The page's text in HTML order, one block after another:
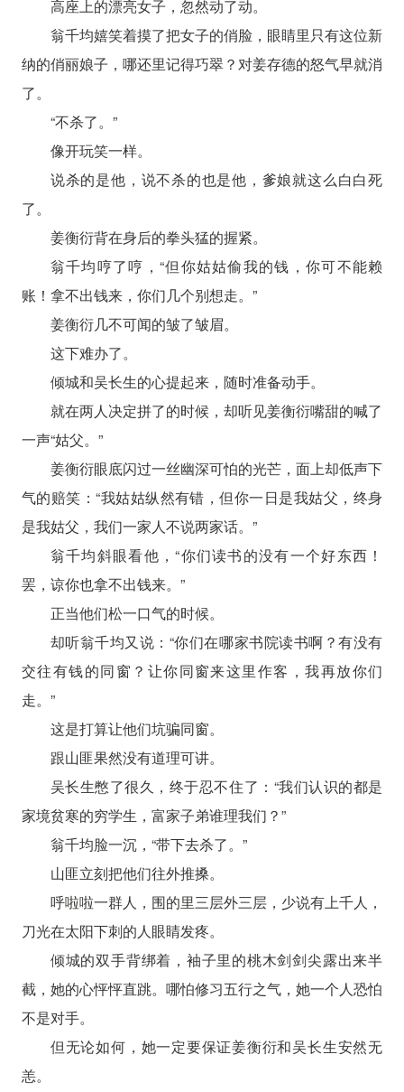
高座上的漂亮女子，忽然动了动。
翁千均嬉笑着摸了把女子的俏脸，眼睛里只有这位新
纳的俏丽娘子，哪还里记得巧翠？对姜存德的怒气早就消
了。
“不杀了。”
像开玩笑一样。
说杀的是他，说不杀的也是他，爹娘就这么白白死
了。
姜衡衍背在身后的拳头猛的握紧。
翁千均哼了哼，“但你姑姑偷我的钱，你可不能赖
账！拿不出钱来，你们几个别想走。”
姜衡衍几不可闻的皱了皱眉。
这下难办了。
倾城和吴长生的心提起来，随时准备动手。
就在两人决定拼了的时候，却听见姜衡衍嘴甜的喊了
一声“姑父。”
姜衡衍眼底闪过一丝幽深可怕的光芒，面上却低声下
气的赔笑：“我姑姑纵然有错，但你一日是我姑父，终身
是我姑父，我们一家人不说两家话。”
翁千均斜眼看他，“你们读书的没有一个好东西！
罢，谅你也拿不出钱来。”
正当他们松一口气的时候。
却听翁千均又说：“你们在哪家书院读书啊？有没有
交往有钱的同窗？让你同窗来这里作客，我再放你们
走。”
这是打算让他们坑骗同窗。
跟山匪果然没有道理可讲。
吴长生憋了很久，终于忍不住了：“我们认识的都是
家境贫寒的穷学生，富家子弟谁理我们？”
翁千均脸一沉，“带下去杀了。”
山匪立刻把他们往外推搡。
呼啦啦一群人，围的里三层外三层，少说有上千人，
刀光在太阳下刺的人眼睛发疼。
倾城的双手背绑着，袖子里的桃木剑剑尖露出来半
截，她的心怦怦直跳。哪怕修习五行之气，她一个人恐怕
不是对手。
但无论如何，她一定要保证姜衡衍和吴长生安然无
恙。